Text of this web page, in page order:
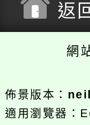
返
網
佈景版本：
適用瀏覽器：